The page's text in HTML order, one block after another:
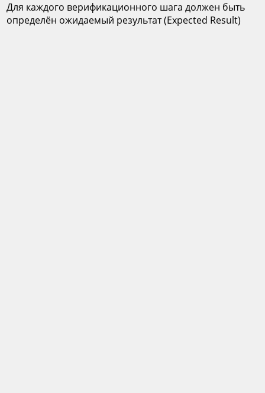
Для каждого верификационного шага должен быть
определён ожидаемый результат (Expected Result)